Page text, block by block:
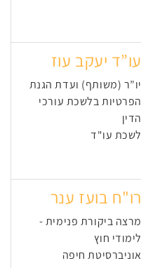
עו”ד יעקב עוז
יו”ר (משותף) ועדת הגנת
הפרטיות בלשכת עורכי
הדין
לשכת עו"ד
רו"ח בועז ענר
מרצה ביקורת פנימית -
לימודי חוץ
אוניברסיטת חיפה